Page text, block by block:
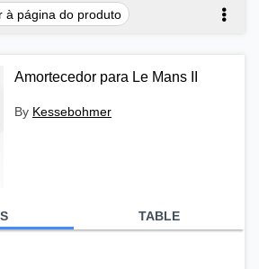
à página do produto
Amortecedor para Le Mans II
By Kessebohmer
TABLE